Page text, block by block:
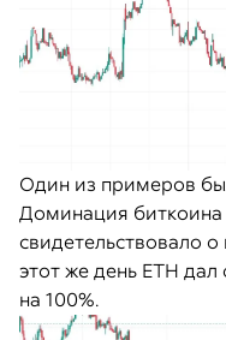
Один из примеров
Доминация биткоина
свидетельствовало
этот же день ETH
на 100%.